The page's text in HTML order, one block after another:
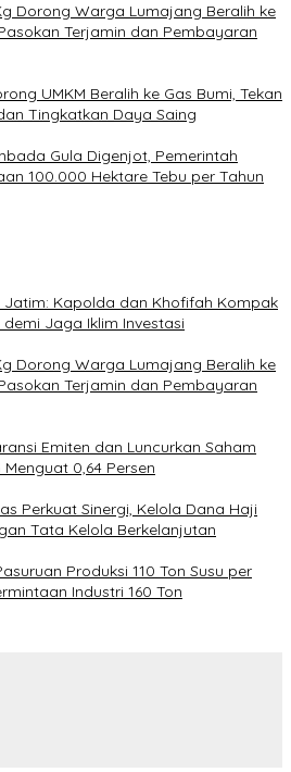
Dorong Warga Lumajang Beralih ke
Terjamin dan Pembayaran
UMKM Beralih ke Gas Bumi, Tekan
Tingkatkan Daya Saing
Gula Digenjot, Pemerintah
100.000 Hektare Tebu per Tahun
Kapolda dan Khofifah Kompak
Jaga Iklim Investasi
Dorong Warga Lumajang Beralih ke
Terjamin dan Pembayaran
Emiten dan Luncurkan Saham
Menguat 0,64 Persen
Perkuat Sinergi, Kelola Dana Haji
Tata Kelola Berkelanjutan
Produksi 110 Ton Susu per
Industri 160 Ton